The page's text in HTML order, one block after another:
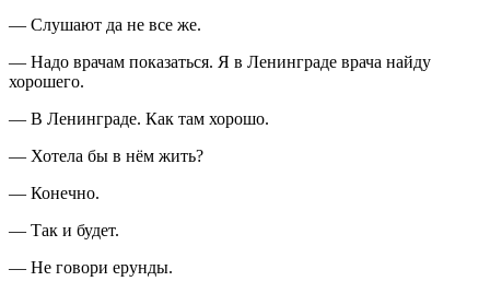
— Слушают да не все же.
— Надо врачам показаться. Я в Ленинграде врача найду
хорошего.
— В Ленинграде. Как там хорошо.
— Хотела бы в нём жить?
— Конечно.
— Так и будет.
— Не говори ерунды.